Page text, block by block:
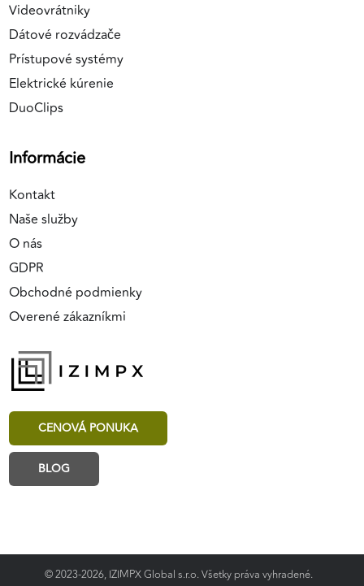
Videovrátniky
Dátové rozvádzače
Prístupové systémy
Elektrické kúrenie
DuoClips
Informácie
Kontakt
Naše služby
O nás
GDPR
Obchodné podmienky
Overené zákazníkmi
CENOVÁ PONUKA
BLOG
© 2023-2026, IZIMPX Global s.r.o. Všetky práva vyhradené.